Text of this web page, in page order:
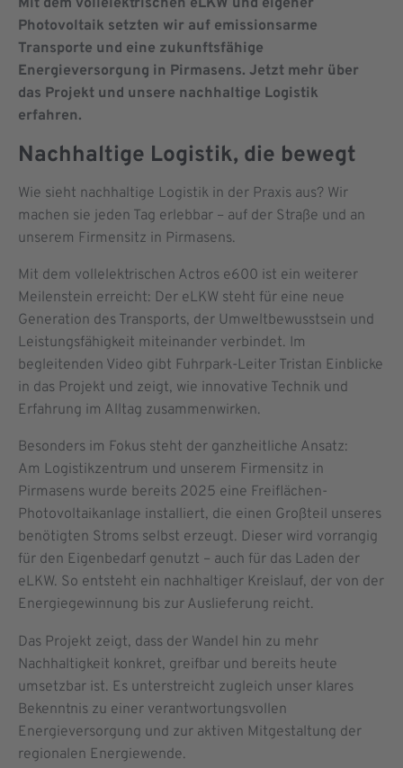
Mit dem vollelektrischen eLKW und eigener
Photovoltaik setzten wir auf emissionsarme
Transporte und eine zukunftsfähige
Energieversorgung in Pirmasens. Jetzt mehr über
das Projekt und unsere nachhaltige Logistik
erfahren.
Nachhaltige Logistik, die bewegt
Wie sieht nachhaltige Logistik in der Praxis aus? Wir
machen sie jeden Tag erlebbar – auf der Straße und an
unserem Firmensitz in Pirmasens.
Mit dem vollelektrischen Actros e600 ist ein weiterer
Meilenstein erreicht: Der eLKW steht für eine neue
Generation des Transports, der Umweltbewusstsein und
Leistungsfähigkeit miteinander verbindet. Im
begleitenden Video gibt Fuhrpark-Leiter Tristan Einblicke
in das Projekt und zeigt, wie innovative Technik und
Erfahrung im Alltag zusammenwirken.
Besonders im Fokus steht der ganzheitliche Ansatz:
Am Logistikzentrum und unserem Firmensitz in
Pirmasens wurde bereits 2025 eine Freiflächen-
Photovoltaikanlage installiert, die einen Großteil unseres
benötigten Stroms selbst erzeugt. Dieser wird vorrangig
für den Eigenbedarf genutzt – auch für das Laden der
eLKW. So entsteht ein nachhaltiger Kreislauf, der von der
Energiegewinnung bis zur Auslieferung reicht.
Das Projekt zeigt, dass der Wandel hin zu mehr
Nachhaltigkeit konkret, greifbar und bereits heute
umsetzbar ist. Es unterstreicht zugleich unser klares
Bekenntnis zu einer verantwortungsvollen
Energieversorgung und zur aktiven Mitgestaltung der
regionalen Energiewende.